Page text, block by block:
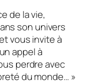
de la vie,
son univers
vous invite à
appel à
perdre avec
du monde… »